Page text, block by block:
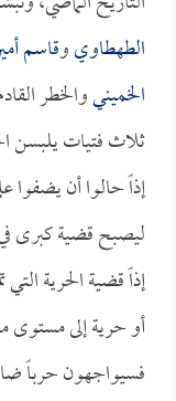
الطهطاويوقاسم
الخمينيوالخطر
ثلاث فتيات يلبسن
إذاً حالوا أن يضفوا
ليصبح قضية كبرى
إذاً قضية الحرية
أو حرية إلى مستوى
فسيواجهون حرباً